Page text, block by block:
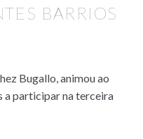
BARRIOS
Bugallo, animou ao
a participar na terceira